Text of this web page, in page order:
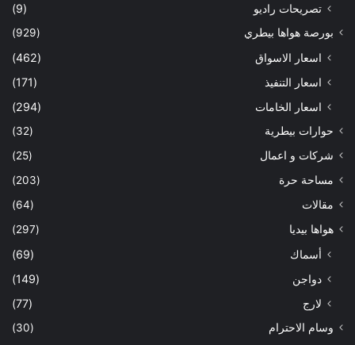
تصريحات راديو
(9)
بورصة هواها بيطري (929)
اسعار الاسواق
(462)
اسعار التنفيذ
(171)
اسعار الخامات
(294)
حوارات بيطرية
(32)
شركات و اعمال
(25)
مساحة حرة
(203)
مقالات
(64)
هواها بيديا
(297)
أسماك
(69)
دواجن
(149)
لارج
(77)
وسام الاحترام (30)